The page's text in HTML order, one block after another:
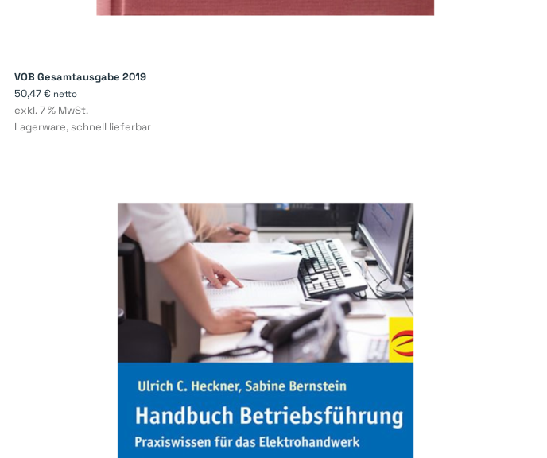
VOB Gesamtausgabe 2019
50,47€ netto
exkl. 7 % MwSt.
Lagerware, schnell lieferbar